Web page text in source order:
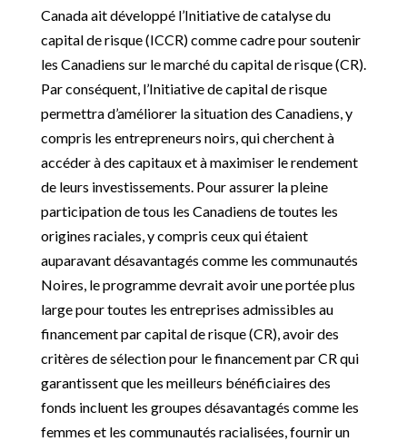
Canada ait développé l’Initiative de catalyse du
capital de risque (ICCR) comme cadre pour soutenir
les Canadiens sur le marché du capital de risque (CR).
Par conséquent, l’Initiative de capital de risque
permettra d’améliorer la situation des Canadiens, y
compris les entrepreneurs noirs, qui cherchent à
accéder à des capitaux et à maximiser le rendement
de leurs investissements. Pour assurer la pleine
participation de tous les Canadiens de toutes les
origines raciales, y compris ceux qui étaient
auparavant désavantagés comme les communautés
Noires, le programme devrait avoir une portée plus
large pour toutes les entreprises admissibles au
financement par capital de risque (CR), avoir des
critères de sélection pour le financement par CR qui
garantissent que les meilleurs bénéficiaires des
fonds incluent les groupes désavantagés comme les
femmes et les communautés racialisées, fournir un